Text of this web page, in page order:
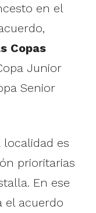
en el
Copas
Junior
Senior
es
prioritarias
En ese
el acuerdo